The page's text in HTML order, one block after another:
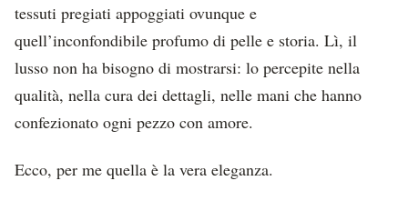
tessuti pregiati appoggiati ovunque e
quell’inconfondibile profumo di pelle e storia. Lì, il
lusso non ha bisogno di mostrarsi: lo percepite nella
qualità, nella cura dei dettagli, nelle mani che hanno
confezionato ogni pezzo con amore.
Ecco, per me quella è la vera eleganza.